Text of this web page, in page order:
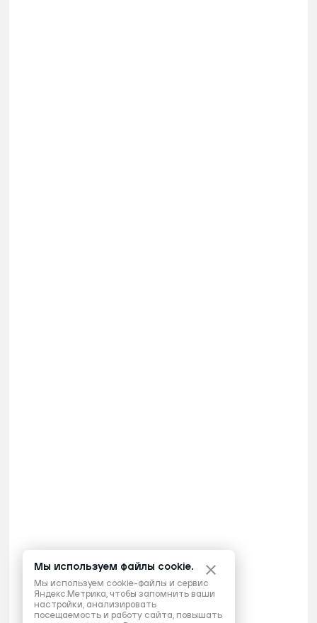
Мы используем файлы cookie.
Мы используем cookie-файлы и сервис
Яндекс.Метрика, чтобы запомнить ваши
настройки, анализировать
посещаемость и работу сайта, повышать